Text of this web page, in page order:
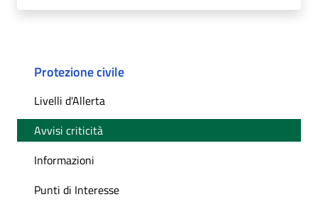
Protezione civile
Livelli d'Allerta
Avvisi criticità
Informazioni
Punti di Interesse